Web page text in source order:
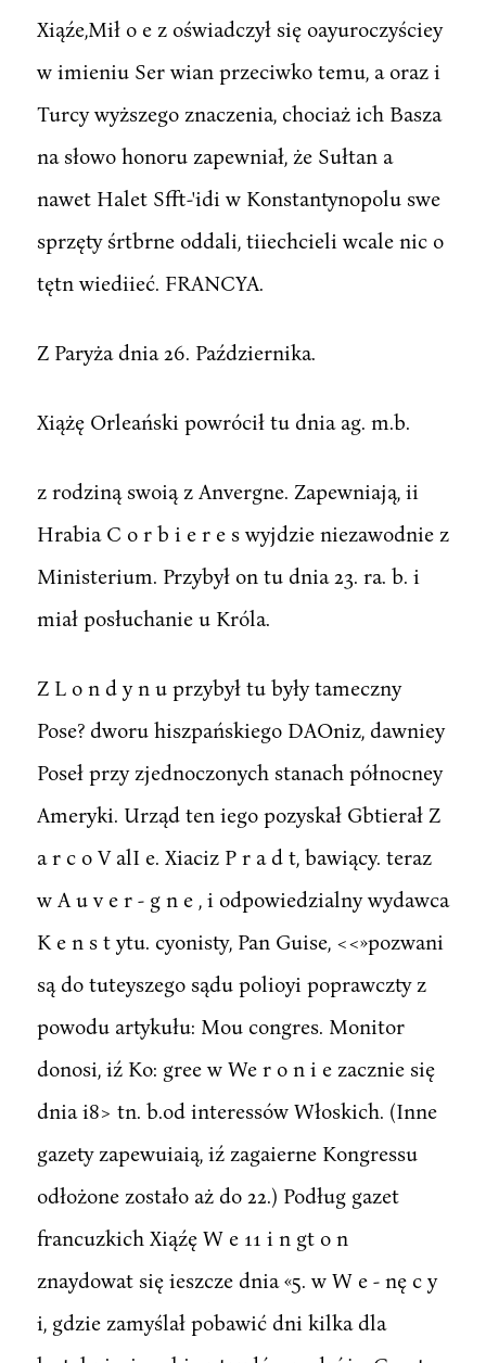
Xiąźe,Mił o e z oświadczył się oayuroczyściey
w imieniu Ser wian przeciwko temu, a oraz i
Turcy wyższego znaczenia, chociaż ich Basza
na słowo honoru zapewniał, że Sułtan a
nawet Halet Sfft-'idi w Konstantynopolu swe
sprzęty śrtbrne oddali, tiiechcieli wcale nic o
tętn wiediieć. FRANCYA.
Z Paryża dnia 26. Października.
Xiążę Orleański powrócił tu dnia ag. m.b.
z rodziną swoią z Anvergne. Zapewniają, ii
Hrabia C o r b i e r e s wyjdzie niezawodnie z
Ministerium. Przybył on tu dnia 23. ra. b. i
miał posłuchanie u Króla.
Z L o n d y n u przybył tu były tameczny
Pose? dworu hiszpańskiego DAOniz, dawniey
Poseł przy zjednoczonych stanach północney
Ameryki. Urząd ten iego pozyskał Gbtierał Z
a r c o V alI e. Xiaciz P r a d t, bawiący. teraz
w A u v e r - g n e , i odpowiedzialny wydawca
K e n s t ytu. cyonisty, Pan Guise, <<»pozwani
są do tuteyszego sądu polioyi poprawczty z
powodu artykułu: Mou congres. Monitor
donosi, iź Ko: gree w We r o n i e zacznie się
dnia i8> tn. b.od interessów Włoskich. (Inne
gazety zapewuiaią, iź zagaierne Kongressu
odłożone zostało aż do 22.) Podług gazet
francuzkich Xiąźę W e 11 i n gt o n
znaydowat się ieszcze dnia «5. w W e - nę c y
i, gdzie zamyślał pobawić dni kilka dla